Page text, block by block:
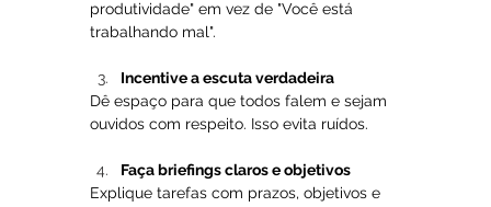
produtividade" em vez de "Você está
trabalhando mal".
Incentive a escuta verdadeira
Dê espaço para que todos falem e sejam
ouvidos com respeito. Isso evita ruídos.
Faça briefings claros e objetivos
Explique tarefas com prazos, objetivos e